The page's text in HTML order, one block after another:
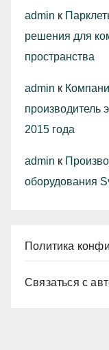
admin к
решения для
пространства
admin к
производитель
2015 года
admin к
оборудования
Политика
Связаться с